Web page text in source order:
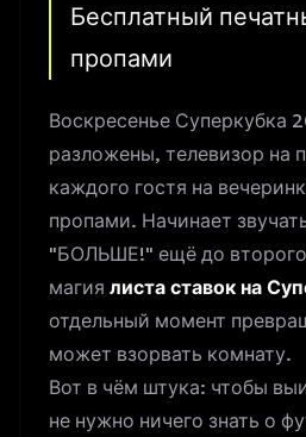
Бесплатный
пропами
Воскресенье Суперкубка
разложены, телевизор на
каждого гостя на
пропами. Начинает
"БОЛЬШЕ!" ещё до второго
магия листа ставок на
отдельный момент
может взорвать комнату.
Вот в чём штука: чтобы
не нужно ничего знать о